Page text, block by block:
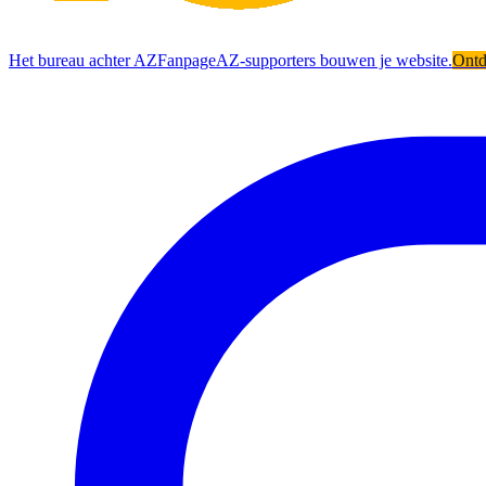
Het bureau achter AZFanpageAZ-supporters bouwen je website.